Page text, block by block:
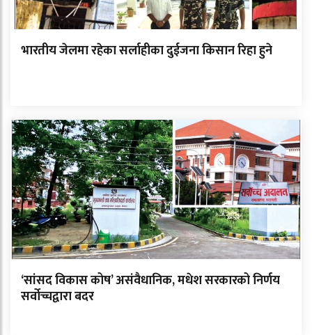
भारतीय जेलमा रहेका सर्लाहीका दुईजना किसान रिहा हुने
‘सांसद विकास कोष’ असंवैधानिक, मधेश सरकारको निर्णय
सर्वोच्चद्वारा बदर